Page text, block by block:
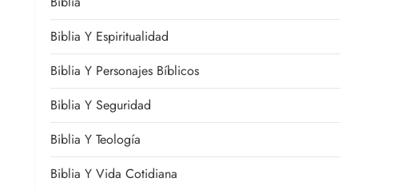
Biblia Y Espiritualidad
Biblia Y Personajes Bíblicos
Biblia Y Seguridad
Biblia Y Teología
Biblia Y Vida Cotidiana